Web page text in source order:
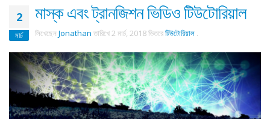
2
মার্চ
মাস্ক এবং ট্রানজিশন ভিডিও টিউটোরিয়াল
লিখেছেন Jonathan তারিখে2 মার্চ, 2018ভিতরেটিউটোরিয়াল .